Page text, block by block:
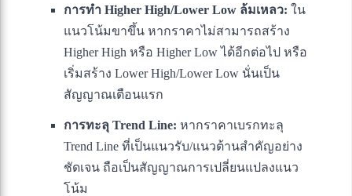
การทำ Higher High/Lower Low ล้มเหลว: ใน
แนวโน้มขาขึ้น หากราคาไม่สามารถสร้าง
Higher High หรือ Higher Low ได้อีกต่อไป หรือ
เริ่มสร้าง Lower High/Lower Low นั่นเป็น
สัญญาณเตือนแรก
การทะลุ Trend Line: หากราคาเบรกทะลุ
Trend Line ที่เป็นแนวรับ/แนวต้านสำคัญอย่าง
ชัดเจน ถือเป็นสัญญาณการเปลี่ยนแปลงแนว
โน้ม